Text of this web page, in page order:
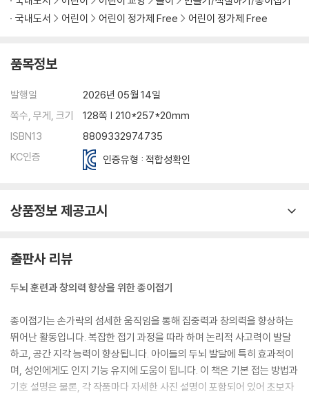
국내도서
어린이 어린이 정가제 Free 어린이 정가제 Free
품목정보
발행일
2026년 05월 14일
쪽수, 무게, 크기
128쪽 | 210*257*20mm
ISBN13
8809332974735
KC인증
인증유형 : 적합성확인
상품정보 제공고시
출판사 리뷰
두뇌 훈련과 창의력 향상을 위한 종이접기
종이접기는 손가락의 섬세한 움직임을 통해 집중력과 창의력을 향상하는
뛰어난 활동입니다. 복잡한 접기 과정을 따라 하며 논리적 사고력이 발달
하고, 공간 지각 능력이 향상됩니다. 아이들의 두뇌 발달에 특히 효과적이
며, 성인에게도 인지 기능 유지에 도움이 됩니다. 이 책은 기본 접는 방법과
기호 설명은 물론, 각 작품마다 자세한 사진 설명이 포함되어 있어 초보자